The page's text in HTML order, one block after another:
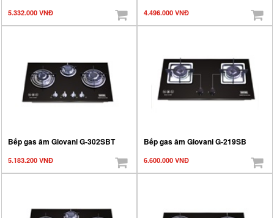
5.332.000 VNĐ 4.496.000 VNĐ
Bếp gas âm Giovani G-302SBT
5.183.200 VNĐ
Bếp gas âm Giovani G-219SB
6.600.000 VNĐ